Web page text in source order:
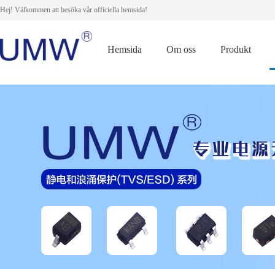
Hej! Välkommen att besöka vår officiella hemsida!
Hemsida Om oss Produkt